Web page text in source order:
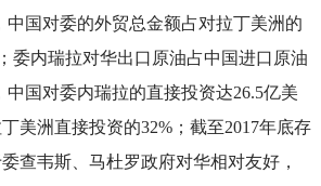
中国对委的外贸总金额占对拉丁美洲的
委内瑞拉对华出口原油占中国进口原油
中国对委内瑞拉的直接投资达26.5亿美
美洲直接投资的32%；截至2017年底存
查韦斯、马杜罗政府对华相对友好，